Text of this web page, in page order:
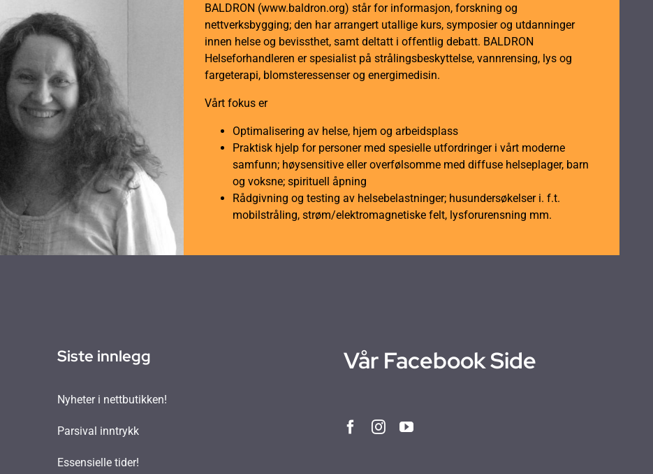
BALDRON (www.baldron.org) står for informasjon, forskning og
nettverksbygging; den har arrangert utallige kurs, symposier og utdanninger
innen helse og bevissthet, samt deltatt i offentlig debatt. BALDRON
Helseforhandleren er spesialist på strålingsbeskyttelse, vannrensing, lys og
fargeterapi, blomsteressenser og energimedisin.
Vårt fokus er
Optimalisering av helse, hjem og arbeidsplass
Praktisk hjelp for personer med spesielle utfordringer i vårt moderne
samfunn; høysensitive eller overfølsomme med diffuse helseplager, barn
og voksne; spirituell åpning
Rådgivning og testing av helsebelastninger; husundersøkelser i. f.t.
mobilstråling, strøm/elektromagnetiske felt, lysforurensning mm.
Siste innlegg
Nyheter i nettbutikken!
Parsival inntrykk
Essensielle tider!
Vår Facebook Side